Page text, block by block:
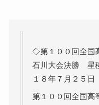
◇第１００回全国
石川大会決勝 星
１８年７月２５
第１００回全国高